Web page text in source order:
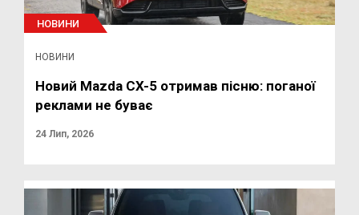
НОВИНИ
НОВИНИ
Новий Mazda CX-5 отримав пісню: поганої
реклами не буває
24 Лип, 2026